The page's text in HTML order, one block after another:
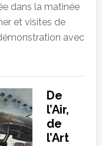
dans la matinée
et visites de
avec
De
l’Air,
de
l’Art